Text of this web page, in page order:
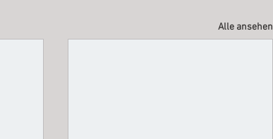
Alle ansehen